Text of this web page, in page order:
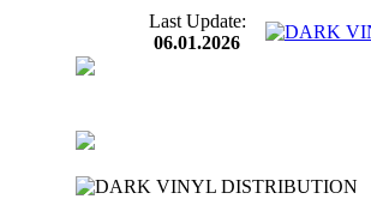
Last Update:
06.01.2026